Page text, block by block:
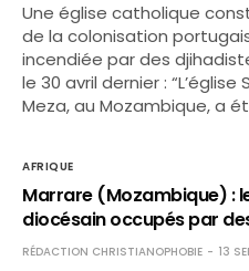
Une église catholique
de la colonisation
incendiée par des
le 30 avril dernier :
Meza, au Mozambique, a
AFRIQUE
Marrare (Mozambique) :
diocésain occupés par
RÉDACTION CHRISTIANOPHOBIE 13